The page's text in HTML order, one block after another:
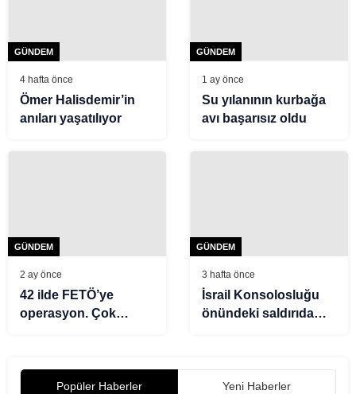
GÜNDEM
4 hafta önce
Ömer Halisdemir’in
anıları yaşatılıyor
GÜNDEM
1 ay önce
Su yılanının kurbağa
avı başarısız oldu
GÜNDEM
2 ay önce
42 ilde FETÖ’ye
operasyon. Çok
GÜNDEM
3 hafta önce
İsrail Konsolosluğu
önündeki saldırıda
Popüler Haberler Yeni Haberler